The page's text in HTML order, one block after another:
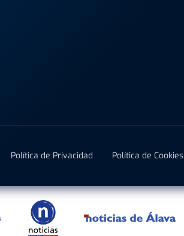
Política de Privacidad Política de Cookies